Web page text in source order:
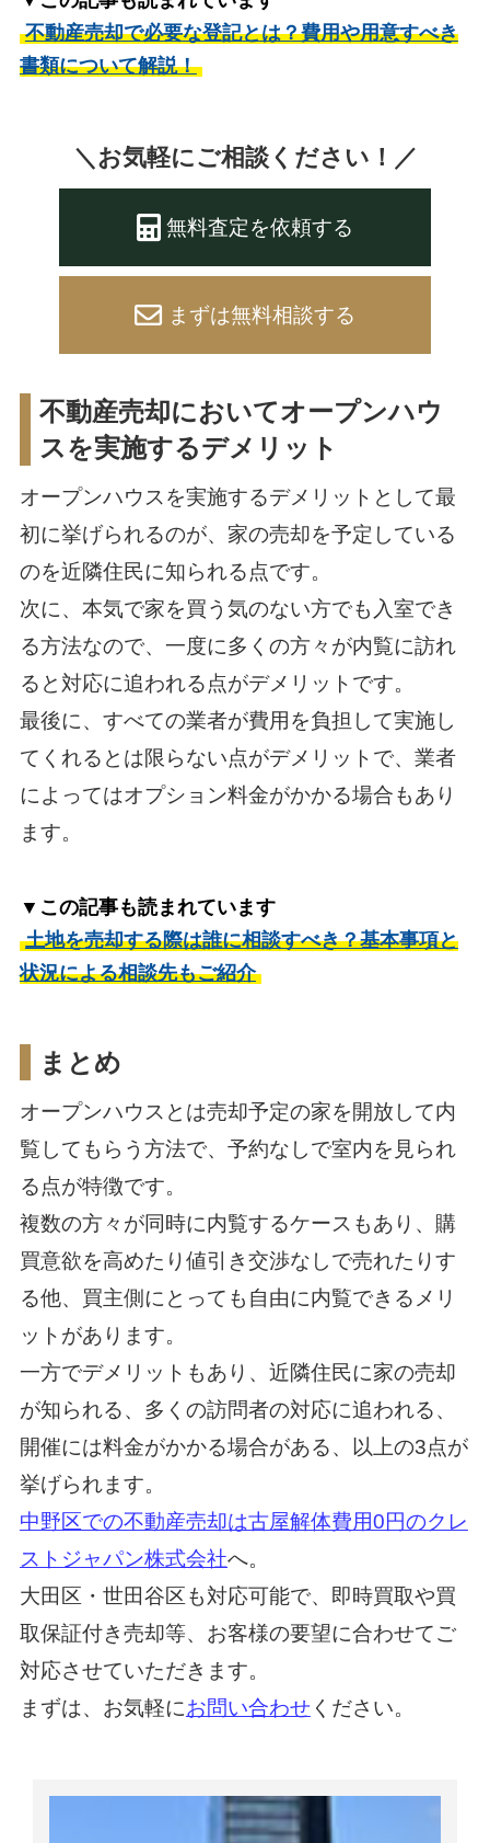
不動産売却で必要な登記とは？費用や用意すべき
書類について解説！
＼お気軽にご相談ください！／
無料査定を依頼する
まずは無料相談する
不動産売却においてオープンハウ
スを実施するデメリット
オープンハウスを実施するデメリットとして最
初に挙げられるのが、家の売却を予定している
のを近隣住民に知られる点です。
次に、本気で家を買う気のない方でも入室でき
る方法なので、一度に多くの方々が内覧に訪れ
ると対応に追われる点がデメリットです。
最後に、すべての業者が費用を負担して実施し
てくれるとは限らない点がデメリットで、業者
によってはオプション料金がかかる場合もあり
ます。
▼この記事も読まれています
土地を売却する際は誰に相談すべき？基本事項と
状況による相談先もご紹介
まとめ
オープンハウスとは売却予定の家を開放して内
覧してもらう方法で、予約なしで室内を見られ
る点が特徴です。
複数の方々が同時に内覧するケースもあり、購
買意欲を高めたり値引き交渉なしで売れたりす
る他、買主側にとっても自由に内覧できるメリ
ットがあります。
一方でデメリットもあり、近隣住民に家の売却
が知られる、多くの訪問者の対応に追われる、
開催には料金がかかる場合がある、以上の3点が
挙げられます。
中野区での不動産売却は古屋解体費用0円のクレ
ストジャパン株式会社へ。
大田区・世田谷区も対応可能で、即時買取や買
取保証付き売却等、お客様の要望に合わせてご
対応させていただきます。
まずは、お気軽にお問い合わせ ください。